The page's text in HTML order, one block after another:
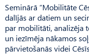
Seminārā “Mobilitāte
dalījās ar datiem un
par mobilitāti, analizēja
un iezīmēja nākamos
pārvietošanās videi